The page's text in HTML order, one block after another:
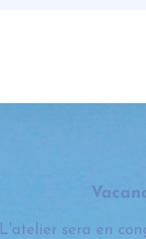
L'atelier sera en